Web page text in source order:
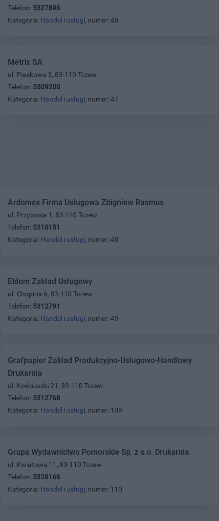
Telefon: 5327896
Kategoria: Handel i usługi, numer: 46
Metrix SA
ul. Piaskowa 3, 83-110 Tczew
Telefon: 5309200
Kategoria: Handel i usługi, numer: 47
Ardomex Firma Usługowa Zbigniew Rasmus
ul. Przybosia 1, 83-110 Tczew
Telefon: 5310151
Kategoria: Handel i usługi, numer: 48
Eldom Zakład Usługowy
ul. Chopina 6, 83-110 Tczew
Telefon: 5312791
Kategoria: Handel i usługi, numer: 49
Grafpapier Zakład Produkcyjno-Usługowo-Handlowy
Drukarnia
ul. Kościuszki 21, 83-110 Tczew
Telefon: 5312768
Kategoria: Handel i usługi, numer: 109
Grupa Wydawnictwo Pomorskie Sp. z o.o. Drukarnia
ul. Kwiatowa 11, 83-110 Tczew
Telefon: 5328166
Kategoria: Handel i usługi, numer: 110